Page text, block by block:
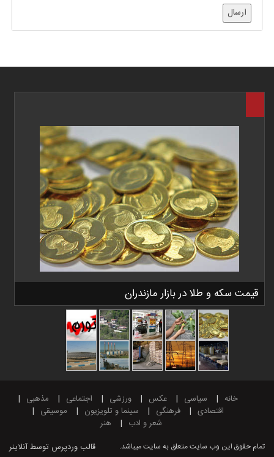
ارسال
قیمت سکه و طلا در بازار مازندران
خانه سیاسی عکس ورزشی اجتماعی
مذهبی
اقتصادی
فرهنگی سینما و تلویزیون
موسیقی
شعر و ادب
هنر
قالب وردپرس توسط آنلاینر تمام حقوق این وب سایت متعلق به سایت میباشد.